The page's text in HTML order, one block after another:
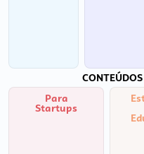
Para
Startups